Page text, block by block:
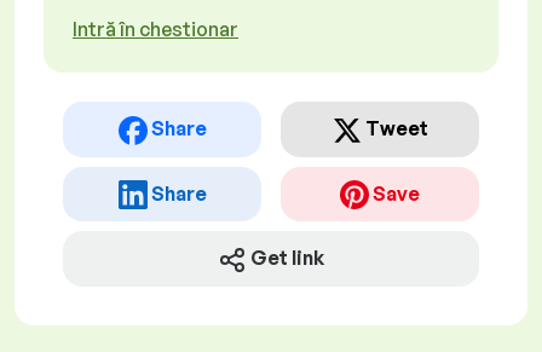
Intră în chestionar
Share Tweet
Share Save
Get link